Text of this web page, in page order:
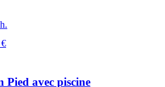
Pied avec piscine